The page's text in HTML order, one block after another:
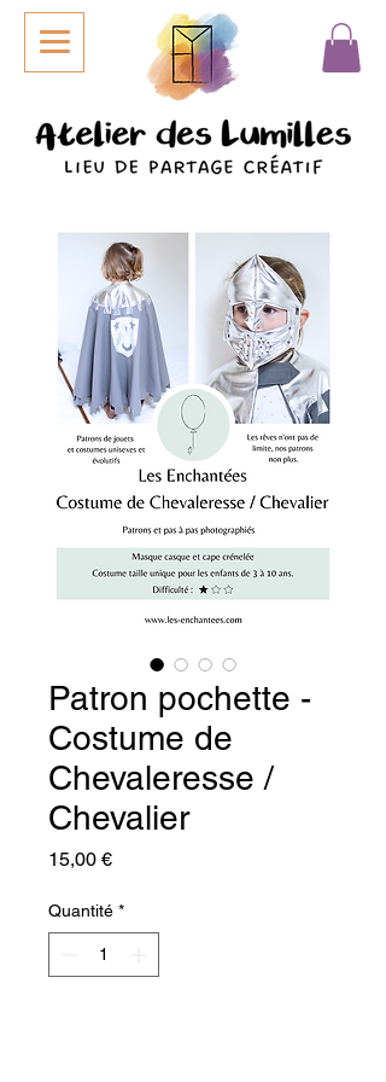
Patron pochette -
Costume de
Chevaleresse /
Chevalier
15,00 €Prix
Quantité *